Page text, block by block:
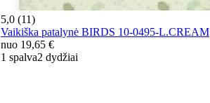
5,0 (11)
Vaikiška patalynė BIRDS 10-0495-L.CREAM
nuo 19,65 €
1 spalva2 dydžiai